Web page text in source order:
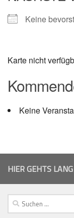
Keine
Karte nicht
Keine
HIER GEHTS LANG
Suchen
nach: